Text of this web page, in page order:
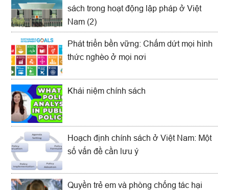
sách trong hoạt động lập pháp ở Việt
Nam (2)
Phát triển bền vững: Chấm dứt mọi hình
thức nghèo ở mọi nơi
Khái niệm chính sách
Hoạch định chính sách ở Việt Nam: Một
số vấn đề cần lưu ý
Quyền trẻ em và phòng chống tác hại